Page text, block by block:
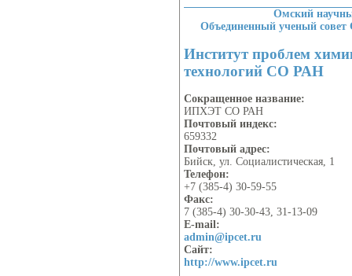
Омский
Объединенный ученый
Институт проблем
технологий СО РАН
Сокращенное название:
ИПХЭТ СО РАН
Почтовый индекс:
659332
Почтовый адрес:
Бийск, ул. Социалистическая, 1
Телефон:
+7 (385-4) 30-59-55
Факс:
7 (385-4) 30-30-43, 31-13-09
E-mail:
admin@ipcet.ru
Сайт:
http://www.ipcet.ru